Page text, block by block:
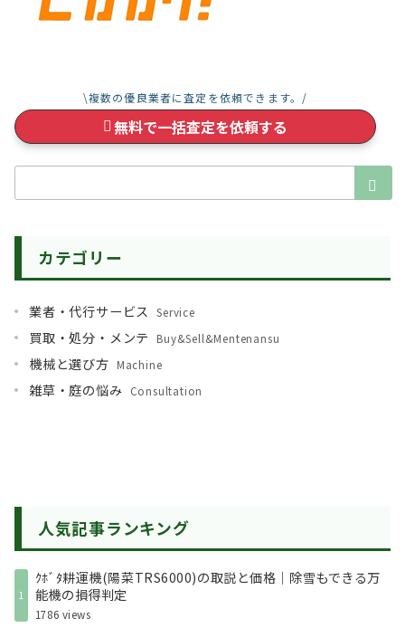
\複数の優良業者に査定を依頼できます。/
無料で一括査定を依頼する
索：
カテゴリー
業者・代行サービス Service
買取・処分・メンテ Buy&Sell&Mentenansu
機械と選び方 Machine
雑草・庭の悩み Consultation
人気記事ランキング
1
ｸﾎﾞﾀ耕運機(陽菜TRS6000)の取説と価格｜除雪もできる万
能機の損得判定
1786 views